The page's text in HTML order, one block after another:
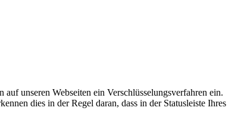
unseren Webseiten ein Verschlüsselungsverfahren ein.
dies in der Regel daran, dass in der Statusleiste Ihres